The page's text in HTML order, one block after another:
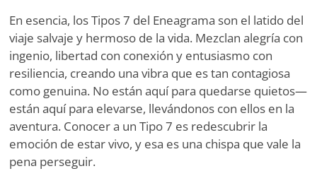
En esencia, los Tipos 7 del Eneagrama son el latido del
viaje salvaje y hermoso de la vida. Mezclan alegría con
ingenio, libertad con conexión y entusiasmo con
resiliencia, creando una vibra que es tan contagiosa
como genuina. No están aquí para quedarse quietos—
están aquí para elevarse, llevándonos con ellos en la
aventura. Conocer a un Tipo 7 es redescubrir la
emoción de estar vivo, y esa es una chispa que vale la
pena perseguir.